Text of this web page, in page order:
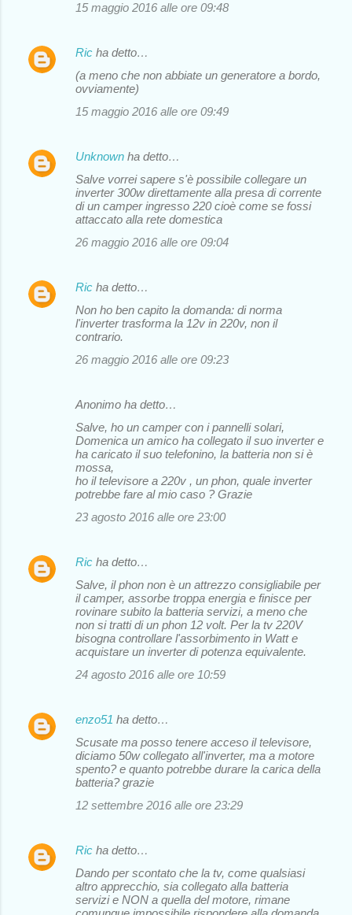
15 maggio 2016 alle ore 09:48
Ric ha detto…
(a meno che non abbiate un generatore a bordo,
ovviamente)
15 maggio 2016 alle ore 09:49
Unknown ha detto…
Salve vorrei sapere s'è possibile collegare un
inverter 300w direttamente alla presa di corrente
di un camper ingresso 220 cioè come se fossi
attaccato alla rete domestica
26 maggio 2016 alle ore 09:04
Ric ha detto…
Non ho ben capito la domanda: di norma
l'inverter trasforma la 12v in 220v, non il
contrario.
26 maggio 2016 alle ore 09:23
Anonimo ha detto…
Salve, ho un camper con i pannelli solari,
Domenica un amico ha collegato il suo inverter e
ha caricato il suo telefonino, la batteria non si è
mossa,
ho il televisore a 220v , un phon, quale inverter
potrebbe fare al mio caso ? Grazie
23 agosto 2016 alle ore 23:00
Ric ha detto…
Salve, il phon non è un attrezzo consigliabile per
il camper, assorbe troppa energia e finisce per
rovinare subito la batteria servizi, a meno che
non si tratti di un phon 12 volt. Per la tv 220V
bisogna controllare l'assorbimento in Watt e
acquistare un inverter di potenza equivalente.
24 agosto 2016 alle ore 10:59
enzo51 ha detto…
Scusate ma posso tenere acceso il televisore,
diciamo 50w collegato all'inverter, ma a motore
spento? e quanto potrebbe durare la carica della
batteria? grazie
12 settembre 2016 alle ore 23:29
Ric ha detto…
Dando per scontato che la tv, come qualsiasi
altro apprecchio, sia collegato alla batteria
servizi e NON a quella del motore, rimane